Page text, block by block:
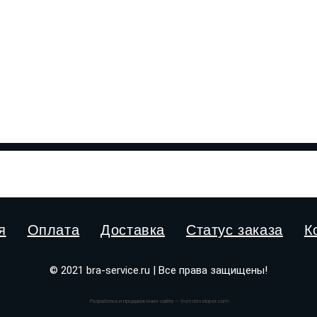
Оплата Доставка Статус заказа
© 2021 bra-service.ru | Все права защищены!
Разработка и продвижение сайта — Inet-developer.com